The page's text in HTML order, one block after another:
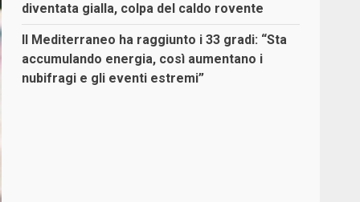
diventata gialla, colpa del caldo rovente
Il Mediterraneo ha raggiunto i 33 gradi: “Sta
accumulando energia, così aumentano i
nubifragi e gli eventi estremi”